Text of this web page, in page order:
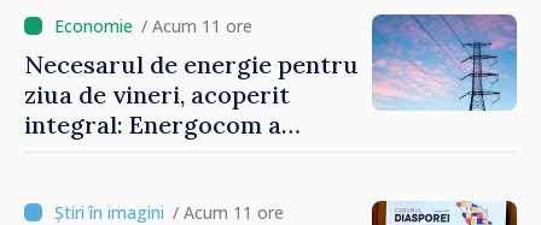
/ Acum 11 ore
Necesarul de energie pentru
ziua de vineri, acoperit
integral: Energocom a
/ Acum 11 ore